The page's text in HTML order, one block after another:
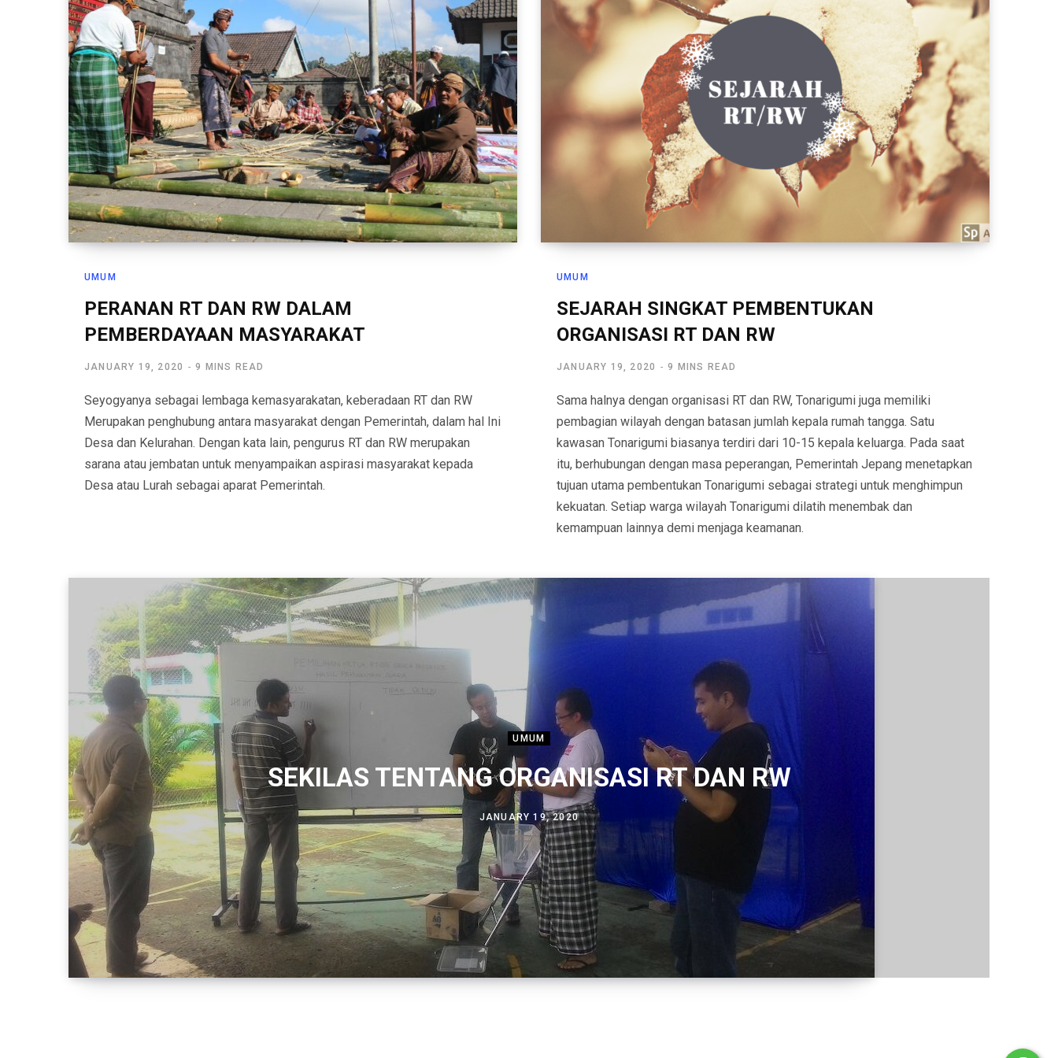
UMUM
PERANAN RT DAN RW DALAM
PEMBERDAYAAN MASYARAKAT
JANUARY 19, 2020 9 MINS READ
Seyogyanya sebagai lembaga kemasyarakatan, keberadaan RT dan RW
Merupakan penghubung antara masyarakat dengan Pemerintah, dalam hal Ini
Desa dan Kelurahan. Dengan kata lain, pengurus RT dan RW merupakan
sarana atau jembatan untuk menyampaikan aspirasi masyarakat kepada
Desa atau Lurah sebagai aparat Pemerintah.
UMUM
SEJARAH SINGKAT PEMBENTUKAN
ORGANISASI RT DAN RW
JANUARY 19, 2020 9 MINS READ
Sama halnya dengan organisasi RT dan RW, Tonarigumi juga memiliki
pembagian wilayah dengan batasan jumlah kepala rumah tangga. Satu
kawasan Tonarigumi biasanya terdiri dari 10-15 kepala keluarga. Pada saat
itu, berhubungan dengan masa peperangan, Pemerintah Jepang menetapkan
tujuan utama pembentukan Tonarigumi sebagai strategi untuk menghimpun
kekuatan. Setiap warga wilayah Tonarigumi dilatih menembak dan
kemampuan lainnya demi menjaga keamanan.
UMUM
SEKILAS TENTANG ORGANISASI RT DAN RW
JANUARY 19, 2020